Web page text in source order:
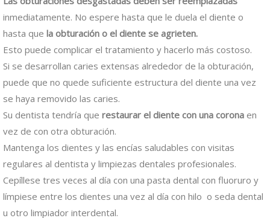
inmediatamente. No espere hasta que le duela el diente o
hasta que la obturación o el diente se agrieten.
Esto puede complicar el tratamiento y hacerlo más costoso.
Si se desarrollan caries extensas alrededor de la obturación,
puede que no quede suficiente estructura del diente una vez
se haya removido las caries.
Su dentista tendría que restaurar el diente con una corona en
vez de con otra obturación.
Mantenga los dientes y las encías saludables con visitas
regulares al dentista y limpiezas dentales profesionales.
Cepíllese tres veces al día con una pasta dental con fluoruro y
límpiese entre los dientes una vez al día con hilo o seda dental
u otro limpiador interdental.